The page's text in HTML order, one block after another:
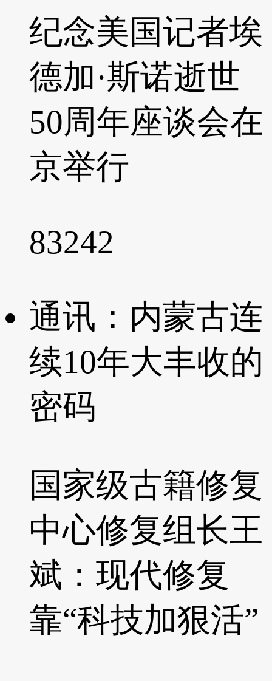
纪念美国记者埃
德加·斯诺逝世
50周年座谈会在
京举行
83242
通讯：内蒙古连
续10年大丰收的
密码
国家级古籍修复
中心修复组长王
斌：现代修复
靠“科技加狠活”